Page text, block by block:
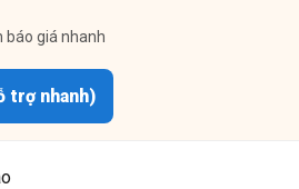
báo giá nhanh
trợ nhanh)